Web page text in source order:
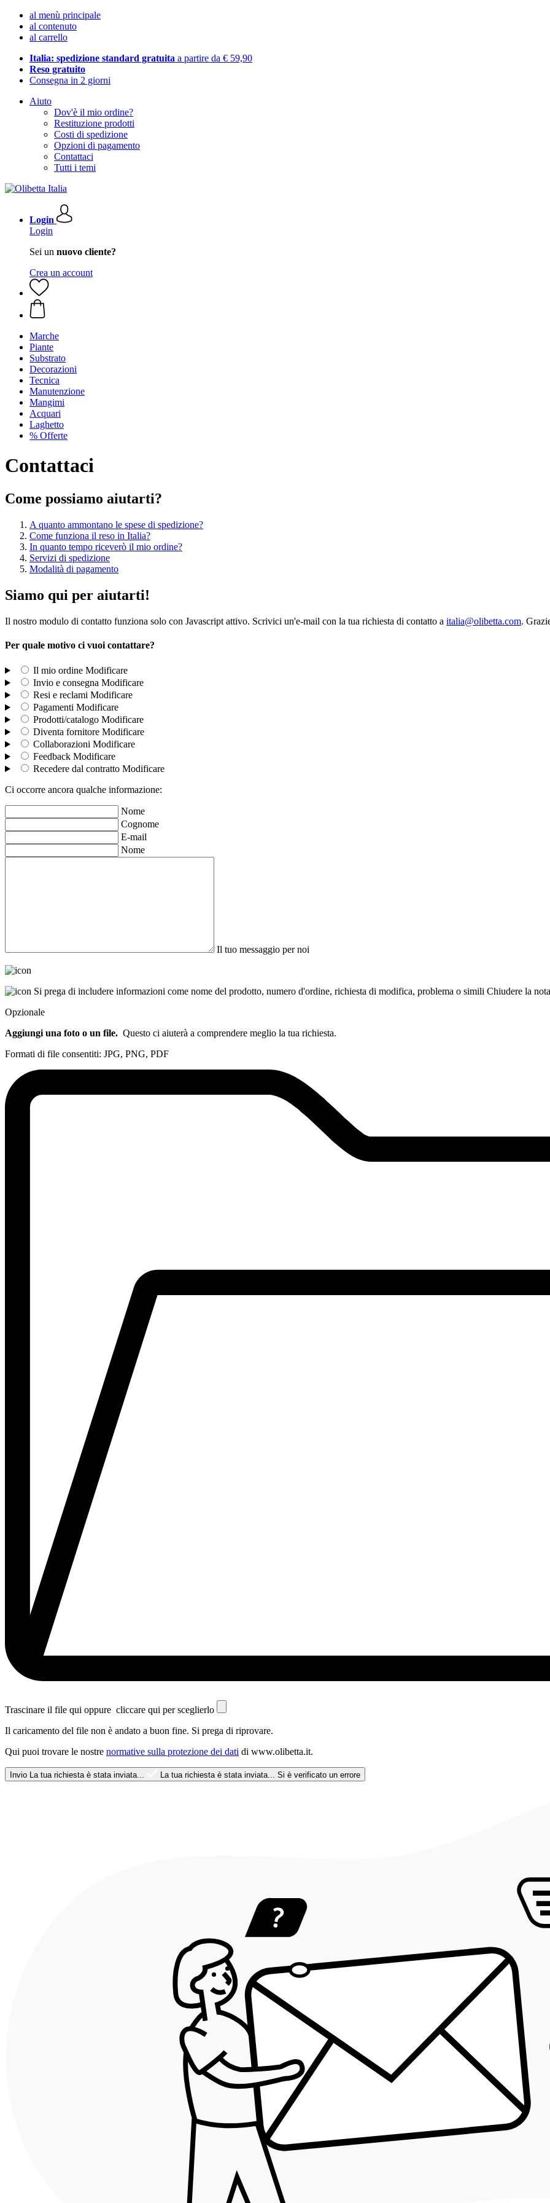
al menù principale
al contenuto
al carrello
Italia: spedizione standard gratuita a partire da € 59,90
Reso gratuito
Consegna in 2 giorni
Aiuto
Dov'è il mio ordine?
Restituzione prodotti
Costi di spedizione
Opzioni di pagamento
Contattaci
Tutti i temi
Login
Login
Sei un nuovo cliente?
Crea un account
Marche
Piante
Substrato
Decorazioni
Tecnica
Manutenzione
Mangimi
Acquari
Laghetto
% Offerte
Contattaci
Come possiamo aiutarti?
A quanto ammontano le spese di spedizione?
Come funziona il reso in Italia?
In quanto tempo riceverò il mio ordine?
Servizi di spedizione
Modalità di pagamento
Siamo qui per aiutarti!
Il nostro modulo di contatto funziona solo con Javascript attivo. Scrivici un'e-mail con la tua richiesta di contatto a italia@olibetta.com.
Per quale motivo ci vuoi contattare?
Il mio ordine Modificare
Invio e consegna Modificare
Resi e reclami Modificare
Pagamenti Modificare
Prodotti/catalogo Modificare
Diventa fornitore Modificare
Collaborazioni Modificare
Feedback Modificare
Recedere dal contratto Modificare
Ci occorre ancora qualche informazione:
Nome
Cognome
E-mail
Nome
Il tuo messaggio per noi
Si prega di includere informazioni come nome del prodotto, numero d'ordine, richiesta di modifica, problema o simili Chiudere la nota
Opzionale
Aggiungi una foto o un file. Questo ci aiuterà a comprendere meglio la tua richiesta.
Formati di file consentiti: JPG, PNG, PDF
Trascinare il file qui oppure cliccare qui per sceglierlo
Il caricamento del file non è andato a buon fine. Si prega di riprovare.
Qui puoi trovare le nostre normative sulla protezione dei dati di www.olibetta.it.
Invio La tua richiesta è stata inviata... La tua richiesta è stata inviata... Si è verificato un errore